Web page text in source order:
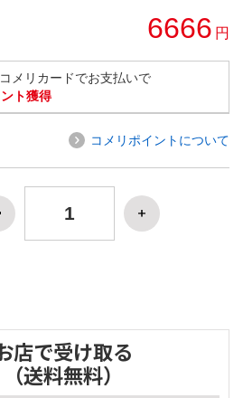
6666 円
メリカードでお支払いで
ト獲得
コメリポイントについて
店で受け取る
（送料無料）